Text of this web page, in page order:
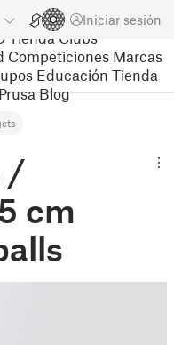
Iniciar sesión
Tienda Clubs
Competiciones Marcas
Educación Tienda
Blog
/
cm